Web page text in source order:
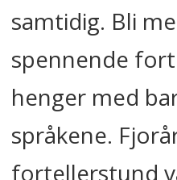
samtidig. Bli
spennende
henger med
språkene.
fortellerstund